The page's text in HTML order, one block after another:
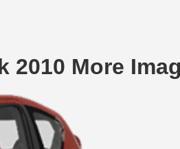
2010 More